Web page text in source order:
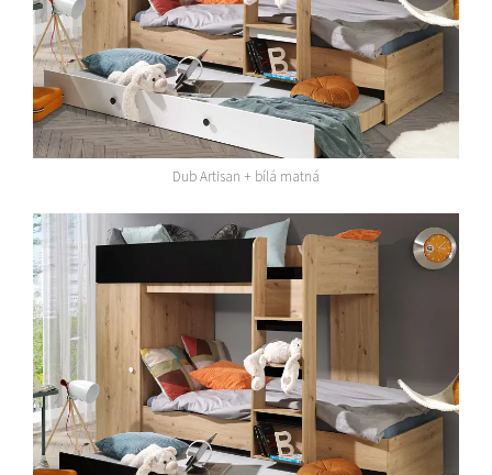
Dub Artisan + bílá matná